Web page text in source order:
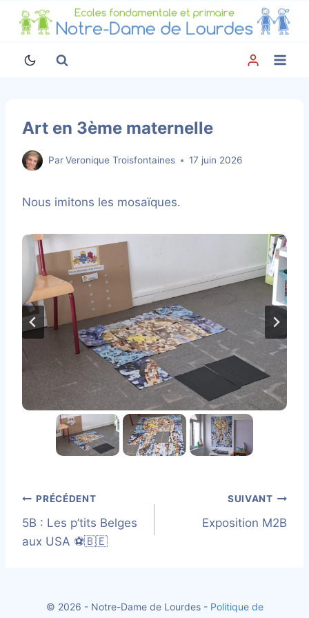
Aller
Art en 3ème maternelle
ParVeronique Troisfontaines 17 juin 2026
Nous imitons les mosaïques.
Navigation
de
PRÉCÉDENT
5B : Les p’tits Belges
aux USA ⚽🇧🇪
SUIVANT
Exposition M2B
© 2026 - Notre-Dame de Lourdes - Politique de